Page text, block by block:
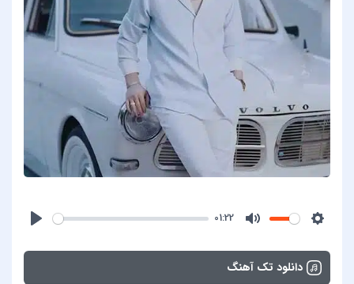
01:22
دانلود تک آهنگ